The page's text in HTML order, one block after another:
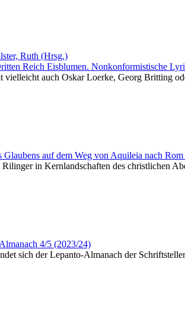
Ruth (Hrsg.)
Eisblumen. Nonkonformistische
auch Oskar Loerke, Georg Britting
in Kernlandschaften des christlichen
4/5 (2023/24)
sich der Lepanto-Almanach der